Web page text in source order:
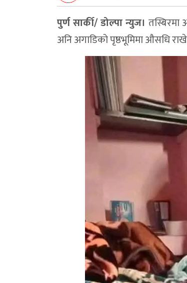
पुर्ण सार्की/ डोल्पा न्युज। तस्बिरमा
अनि अगाडिको पृष्ठभूमिमा औसधि